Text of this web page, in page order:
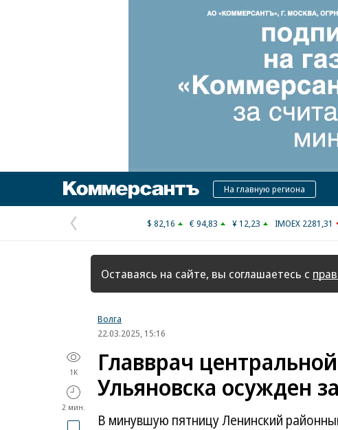
КоммерсантъНа главную региона
Предыдущая
страница
$ 82,16 € 94,83 ¥ 12,23 IMOEX 2281,31
Оставаясь на сайте, вы соглашаетесь с
Волга
22.03.2025, 15:16
1K
2 мин.
Главврач
Ульяновска осужден
В минувшую пятницу Ленинский